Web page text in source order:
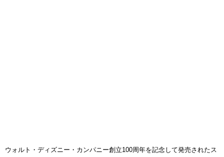
ウォルト・ディズニー・カンパニー創立100周年を記念して発売されたス